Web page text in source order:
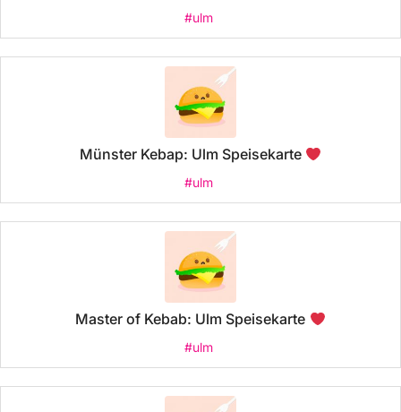
#ulm
Münster Kebap: Ulm Speisekarte
#ulm
Master of Kebab: Ulm Speisekarte
#ulm